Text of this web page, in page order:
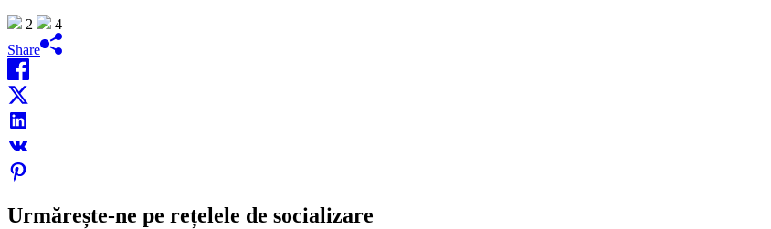
2
4
Share
Urmărește-ne pe rețelele de socializare